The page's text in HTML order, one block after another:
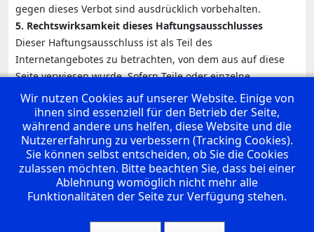
gegen dieses Verbot sind ausdrücklich vorbehalten.
5. Rechtswirksamkeit dieses Haftungsausschlusses
Dieser Haftungsausschluss ist als Teil des
Internetangebotes zu betrachten, von dem aus auf diese
Seite verwiesen wurde. Sofern Teile oder einzelne
Formulierungen dieses Textes der geltenden Rechtslage
nicht, nicht mehr oder nicht vollständig entsprechen
sollten, bleiben die übrigen Teile des Dokumentes in ihrem
Inhalt und ihrer Gültigkeit davon unberührt.
Rating:
Wir nutzen Cookies auf unserer Website. Einige von
ihnen sind essenziell für den Betrieb der Seite,
während andere uns helfen, diese Website und die
Nutzererfahrung zu verbessern (Tracking Cookies).
Sie können selbst entscheiden, ob Sie die Cookies
zulassen möchten. Bitte beachten Sie, dass bei einer
Ablehnung womöglich nicht mehr alle
Funktionalitäten der Seite zur Verfügung stehen.